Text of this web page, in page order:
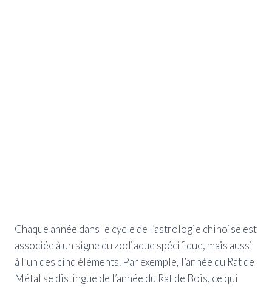
Chaque année dans le cycle de l’astrologie chinoise est
associée à un signe du zodiaque spécifique, mais aussi
à l’un des cinq éléments. Par exemple, l’année du Rat de
Métal se distingue de l’année du Rat de Bois, ce qui